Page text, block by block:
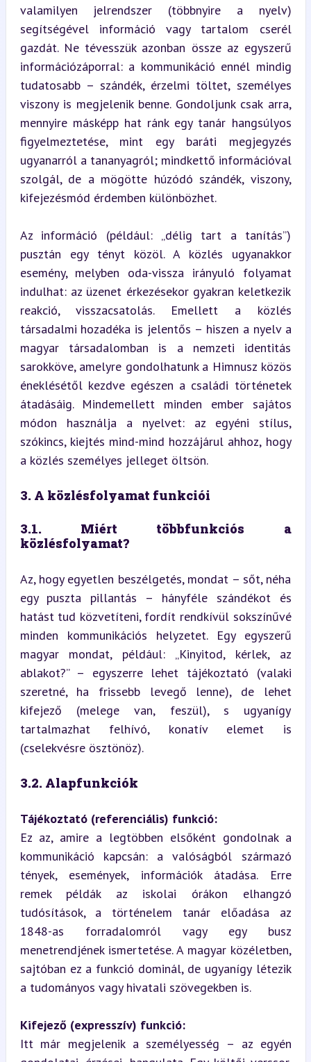
valamilyen jelrendszer (többnyire a nyelv)
segítségével információ vagy tartalom cserél
gazdát. Ne tévesszük azonban össze az egyszerű
információzáporral: a kommunikáció ennél mindig
tudatosabb – szándék, érzelmi töltet, személyes
viszony is megjelenik benne. Gondoljunk csak arra,
mennyire másképp hat ránk egy tanár hangsúlyos
figyelmeztetése, mint egy baráti megjegyzés
ugyanarról a tananyagról; mindkettő információval
szolgál, de a mögötte húzódó szándék, viszony,
kifejezésmód érdemben különbözhet.
Az információ (például: „délig tart a tanítás”)
pusztán egy tényt közöl. A közlés ugyanakkor
esemény, melyben oda-vissza irányuló folyamat
indulhat: az üzenet érkezésekor gyakran keletkezik
reakció, visszacsatolás. Emellett a közlés
társadalmi hozadéka is jelentős – hiszen a nyelv a
magyar társadalomban is a nemzeti identitás
sarokköve, amelyre gondolhatunk a Himnusz közös
éneklésétől kezdve egészen a családi történetek
átadásáig. Mindemellett minden ember sajátos
módon használja a nyelvet: az egyéni stílus,
szókincs, kiejtés mind-mind hozzájárul ahhoz, hogy
a közlés személyes jelleget öltsön.
3. A közlésfolyamat funkciói
3.1. Miért többfunkciós a
közlésfolyamat?
Az, hogy egyetlen beszélgetés, mondat – sőt, néha
egy puszta pillantás – hányféle szándékot és
hatást tud közvetíteni, fordít rendkívül sokszínűvé
minden kommunikációs helyzetet. Egy egyszerű
magyar mondat, például: „Kinyitod, kérlek, az
ablakot?” – egyszerre lehet tájékoztató (valaki
szeretné, ha frissebb levegő lenne), de lehet
kifejező (melege van, feszül), s ugyanígy
tartalmazhat felhívó, konatív elemet is
(cselekvésre ösztönöz).
3.2. Alapfunkciók
Tájékoztató (referenciális) funkció:
Ez az, amire a legtöbben elsőként gondolnak a
kommunikáció kapcsán: a valóságból származó
tények, események, információk átadása. Erre
remek példák az iskolai órákon elhangzó
tudósítások, a történelem tanár előadása az
1848-as forradalomról vagy egy busz
menetrendjének ismertetése. A magyar közéletben,
sajtóban ez a funkció dominál, de ugyanígy létezik
a tudományos vagy hivatali szövegekben is.
Kifejező (expresszív) funkció:
Itt már megjelenik a személyesség – az egyén